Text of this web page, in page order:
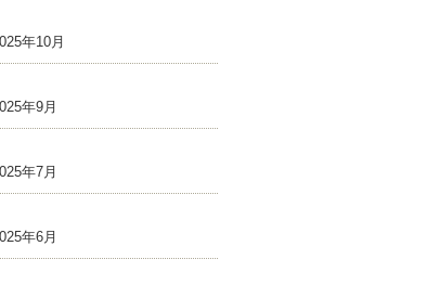
年10月
年9月
年7月
年6月